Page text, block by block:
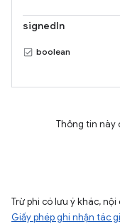
signedIn
boolean
Thông tin này
Trừ phi có lưu ý khác,
Giấy phép ghi nhận tác